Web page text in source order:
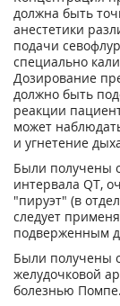
должна быть
анестетики
подачи
специально
Дозирование
должно быть
реакции
может
и угнетение
Были получены
интервала QT,
"пируэт" (в
следует
подверженным
Были получены
желудочковой
болезнью Помпе.